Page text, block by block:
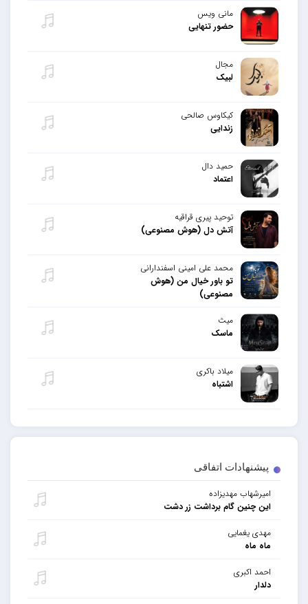
پیشنهادات اتفاقی
امیرشهاب مهدیزاده
این چنین گام برداشت زر دشت
مهدی یغمایی
ماه ماه
احمد اکبری
دلدار
مانی ویس
حضور تنهایی
مجال
لبیک
کیکاوس صالحی
زندایی
حمید دال
اعتماد
توحید پیری قراقیه
آتش دل (هوش مصنوعی)
محمد علی امینی اسفندارانی
تو باور خیال من (هوش
مصنوعی)
میث
ماسک
میلاد باکری
اشتباه